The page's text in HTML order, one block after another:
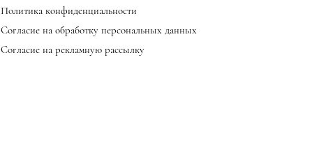
Политика конфиденциальности
Согласие на обработку персональных данных
Согласие на рекламную рассылку